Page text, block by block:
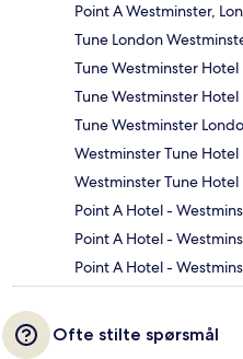
Point A Westminster,
Tune London
Tune Westminster Hotel
Tune Westminster Hotel
Tune Westminster
Westminster Tune Hotel
Westminster Tune Hotel
Point A Hotel -
Point A Hotel -
Point A Hotel -
Ofte stilte spørsmål